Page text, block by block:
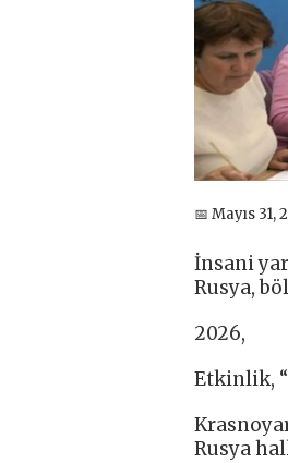
📅 Mayıs 31,
İnsani
Rusya,
2026,
Etkinlik,
Rusya